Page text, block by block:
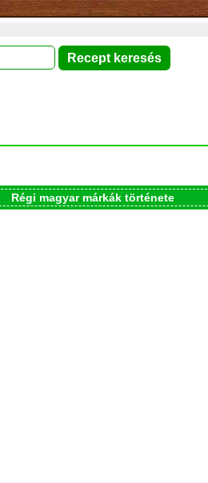
Régi magyar márkák története